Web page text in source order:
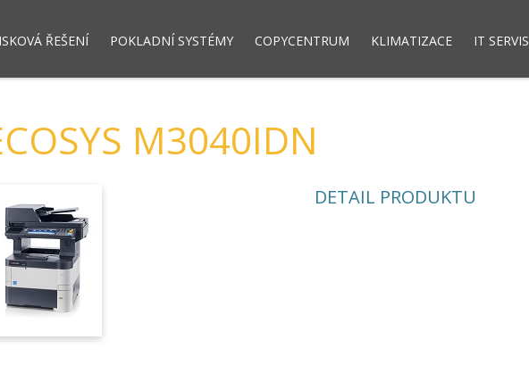
ŘEŠENÍ POKLADNÍ SYSTÉMY COPYCENTRUM KLIMATIZACE IT SERVIS
M3040IDN
DETAIL PRODUKTU